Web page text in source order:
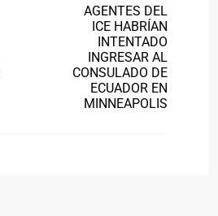
AGENTES DEL
ICE HABRÍAN
INTENTADO
INGRESAR AL
CONSULADO DE
ECUADOR EN
MINNEAPOLIS